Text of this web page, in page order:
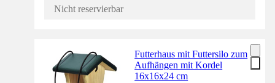
Nicht reservierbar
Futterhaus mit Futtersilo zum
Aufhängen mit Kordel
16x16x24 cm